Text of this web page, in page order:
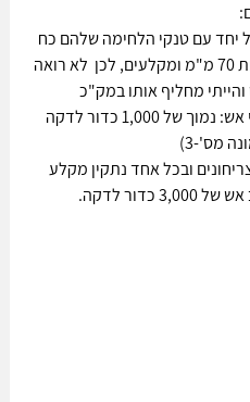
יחד עם טנקי הלחימה שלהם כח
אש גדול עם תותח 57 מ"מ, רקטות 70 מ"מ ומקלעים, לכן  לא רואה
והייתי מחליף אותו במק"כ
גאטלינג בקוטר "0.5 ולו שני קצבי אש: נמוך של 1,000 כדור לדקה
הצריח הייתי מתקין 2 צריחונים ובכל אחד נתקין מקלע
גאטלינג בקליבר 7.62 מ"מ, וקצב אש של 3,000 כדור לדקה.